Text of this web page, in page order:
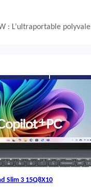
: L’ultraportable
Slim 3 15Q8X10